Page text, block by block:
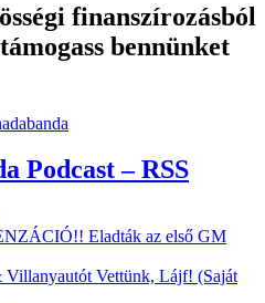
finanszírozásból
bennünket
Podcast – RSS
Eladták az első GM
Vettünk, Lájf! (Saját